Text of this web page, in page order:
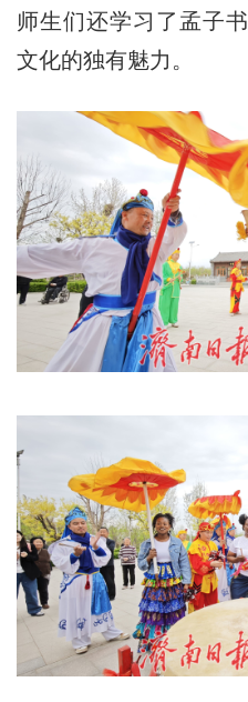
师生们还学习了孟子
文化的独有魅力。